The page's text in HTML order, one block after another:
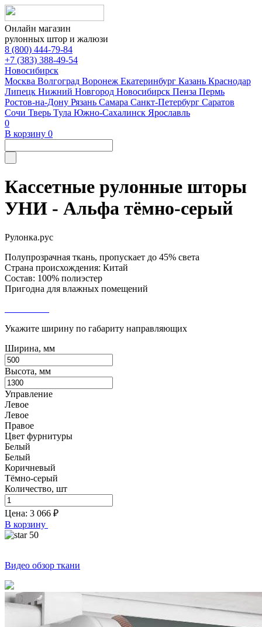
Онлайн магазин
рулонных штор и жалюзи
8 (800) 444-79-84
+7 (383) 388-49-54
Новосибирск
Москва Волгоград Воронеж Екатеринбург Казань Краснодар
Липецк Нижний Новгород Новосибирск Пенза Пермь
Ростов-на-Дону Рязань Самара Санкт-Петербург Саратов
Сочи Тверь Тула Южно-Сахалинск Ярославль
0
В корзину 0
Кассетные рулонные шторы
УНИ - Альфа тёмно-серый
Рулонка.рус
Полупрозрачная ткань, пропускает до 45% света
Страна происхождения: Китай
Состав: 100% полиэстер
Пригодна для влажных помещений
Укажите ширину по габариту направляющих
Ширина, мм
Высота, мм
Управление
Левое
Левое
Правое
Цвет фурнитуры
Белый
Белый
Коричневый
Тёмно-серый
Количество, шт
Цена: 3 066 ₽
В корзину
50
Видео обзор ткани